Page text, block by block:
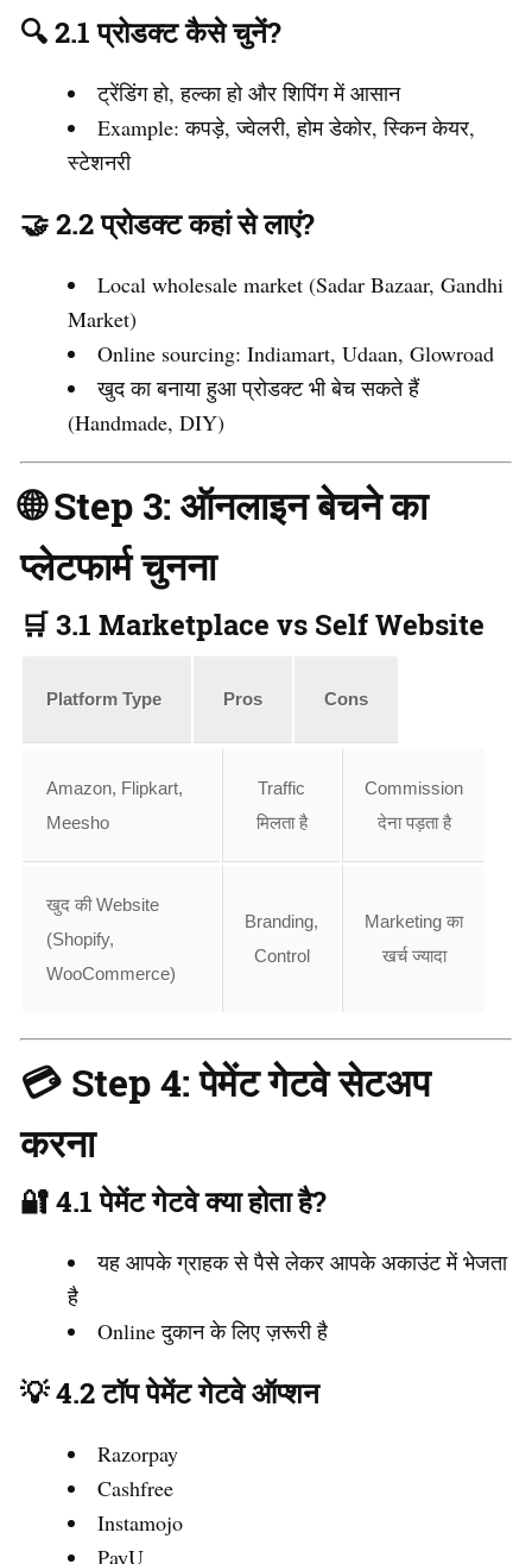
🔍 2.1 प्रोडक्ट कैसे चुनें?
ट्रेंडिंग हो, हल्का हो और शिपिंग में आसान
Example: कपड़े, ज्वेलरी, होम डेकोर, स्किन केयर,
स्टेशनरी
🤝 2.2 प्रोडक्ट कहां से लाएं?
Local wholesale market (Sadar Bazaar, Gandhi
Market)
Online sourcing: Indiamart, Udaan, Glowroad
खुद का बनाया हुआ प्रोडक्ट भी बेच सकते हैं
(Handmade, DIY)
🌐 Step 3: ऑनलाइन बेचने का
प्लेटफार्म चुनना
🛒 3.1 Marketplace vs Self Website
Platform Type Pros Cons
Amazon, Flipkart,
Meesho
Traffic
मिलता है
Commission
देना पड़ता है
खुद की Website
(Shopify,
WooCommerce)
Branding,
Control
Marketing का
खर्च ज्यादा
💳 Step 4: पेमेंट गेटवे सेटअप
करना
🔐 4.1 पेमेंट गेटवे क्या होता है?
यह आपके ग्राहक से पैसे लेकर आपके अकाउंट में भेजता
है
Online दुकान के लिए ज़रूरी है
💡 4.2 टॉप पेमेंट गेटवे ऑप्शन
Razorpay
Cashfree
Instamojo
PayU